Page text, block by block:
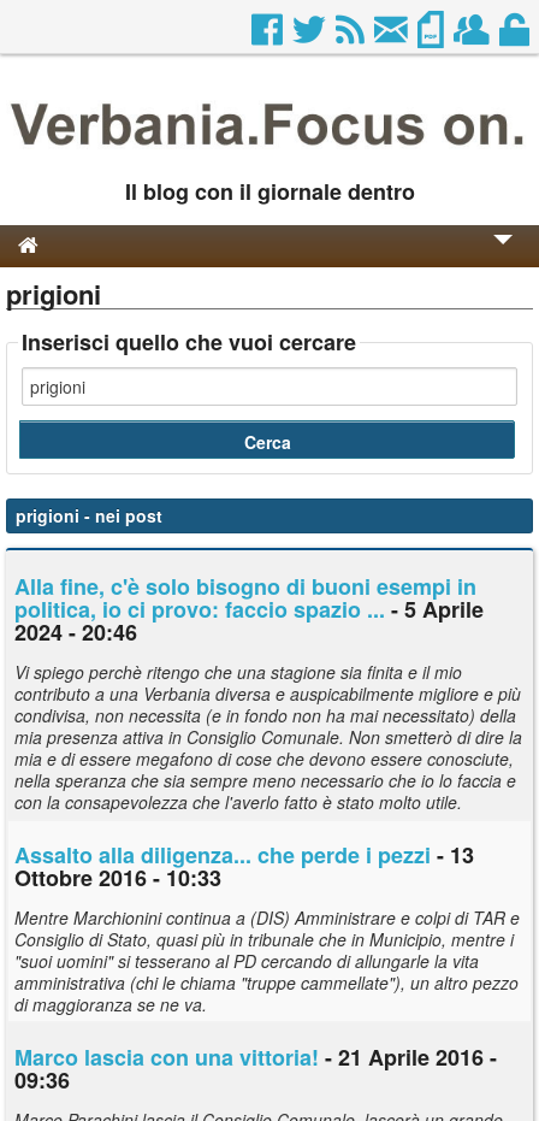
Il blog con il giornale dentro
Genesi e Storia
Contatti
prigioni
Inserisci quello che vuoi cercare
prigioni - nei post
Alla fine, c'è solo bisogno di buoni esempi in
politica, io ci provo: faccio spazio ... - 5 Aprile
2024 - 20:46
Vi spiego perchè ritengo che una stagione sia finita e il mio
contributo a una Verbania diversa e auspicabilmente migliore e più
condivisa, non necessita (e in fondo non ha mai necessitato) della
mia presenza attiva in Consiglio Comunale. Non smetterò di dire la
mia e di essere megafono di cose che devono essere conosciute,
nella speranza che sia sempre meno necessario che io lo faccia e
con la consapevolezza che l'averlo fatto è stato molto utile.
Assalto alla diligenza... che perde i pezzi - 13
Ottobre 2016 - 10:33
Mentre Marchionini continua a (DIS) Amministrare e colpi di TAR e
Consiglio di Stato, quasi più in tribunale che in Municipio, mentre i
"suoi uomini" si tesserano al PD cercando di allungarle la vita
amministrativa (chi le chiama "truppe cammellate"), un altro pezzo
di maggioranza se ne va.
Marco lascia con una vittoria! - 21 Aprile 2016 -
09:36